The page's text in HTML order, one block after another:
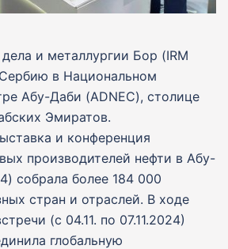
и металлургии Бор (IRM
в Национальном
Абу-Даби (ADNEC), столице
Эмиратов.
и конференция
производителей нефти в Абу-
собрала более 184 000
стран и отраслей. В ходе
(с 04.11. по 07.11.2024)
глобальную